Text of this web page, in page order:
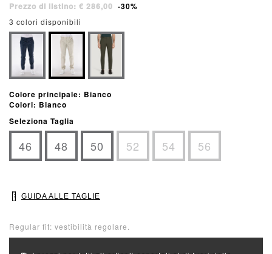
Prezzo di listino: € 286,00 -30%
3 colori disponibili
Colore principale: Bianco
Colori: Bianco
Seleziona Taglia
46 48 50 52 54 56
GUIDA ALLE TAGLIE
Regular fit: vestibilità regolare.